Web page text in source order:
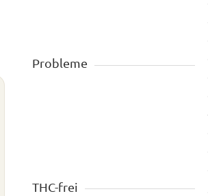
Probleme
THC-frei